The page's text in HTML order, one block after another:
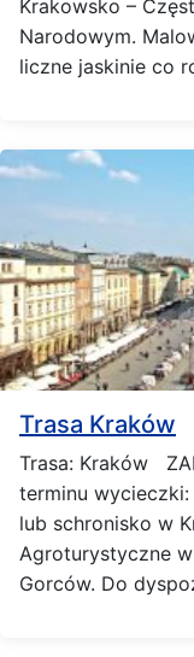
Krakowsko –
Narodowym.
liczne jaskinie co
Trasa Kraków
Trasa: Kraków
terminu
lub schronisko w
Agroturystyczne
Gorców. Do